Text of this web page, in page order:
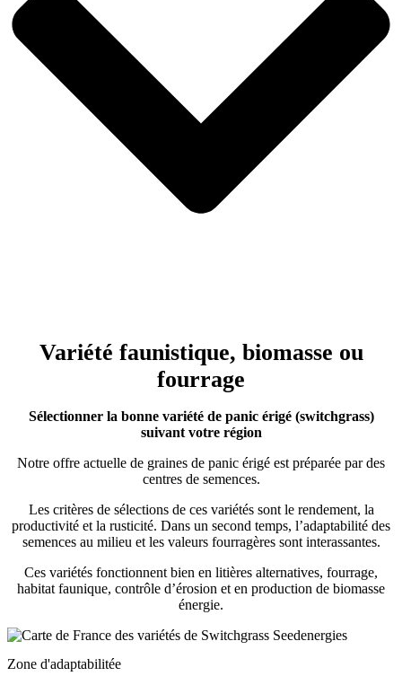
Variété faunistique, biomasse ou
fourrage
Sélectionner la bonne variété de panic érigé (switchgrass)
suivant votre région
Notre offre actuelle de graines de panic érigé est préparée par des
centres de semences.
Les critères de sélections de ces variétés sont le rendement, la
productivité et la rusticité. Dans un second temps, l’adaptabilité des
semences au milieu et les valeurs fourragères sont interassantes.
Ces variétés fonctionnent bien en litières alternatives, fourrage,
habitat faunique, contrôle d’érosion et en production de biomasse
énergie.
Zone d'adaptabilitée